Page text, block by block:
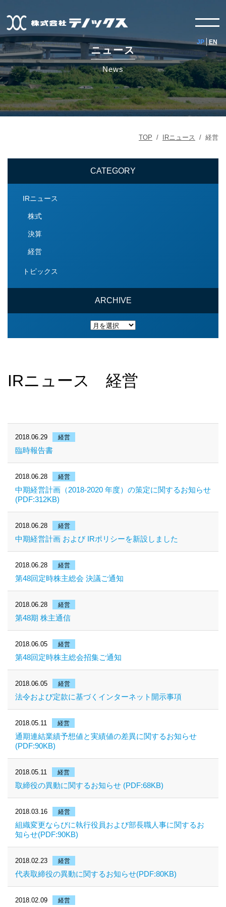
EN
JP
ニュース
News
TOP / IRニュース / 経営
CATEGORY
IRニュース
株式
決算
経営
トピックス
ARCHIVE
ARCHIVE
IRニュース 経営
2018.06.29 経営
臨時報告書
2018.06.28 経営
中期経営計画（2018‐2020 年度）の策定に関するお知らせ
(PDF:312KB)
2018.06.28 経営
中期経営計画 および IRポリシーを新設しました
2018.06.28 経営
第48回定時株主総会 決議ご通知
2018.06.28 経営
第48期 株主通信
2018.06.05 経営
第48回定時株主総会招集ご通知
2018.06.05 経営
法令および定款に基づくインターネット開示事項
2018.05.11 経営
通期連結業績予想値と実績値の差異に関するお知らせ
(PDF:90KB)
2018.05.11 経営
取締役の異動に関するお知らせ (PDF:68KB)
2018.03.16 経営
組織変更ならびに執行役員および部長職人事に関するお
知らせ(PDF:90KB)
2018.02.23 経営
代表取締役の異動に関するお知らせ(PDF:80KB)
2018.02.09 経営